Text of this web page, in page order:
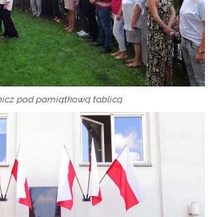
pod pamiątkową tablicą